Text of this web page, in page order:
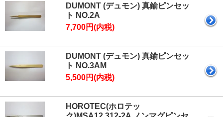
DUMONT (デュモン) 真鍮ピンセッ
ト NO.2A
7,700円(内税)
DUMONT (デュモン) 真鍮ピンセッ
ト NO.3AM
5,500円(内税)
HOROTEC(ホロテッ